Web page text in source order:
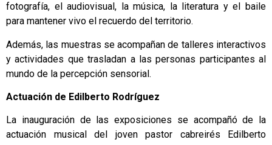
fotografía, el audiovisual, la música, la literatura y el baile
para mantener vivo el recuerdo del territorio.
Además, las muestras se acompañan de talleres interactivos
y actividades que trasladan a las personas participantes al
mundo de la percepción sensorial.
Actuación de Edilberto Rodríguez
La inauguración de las exposiciones se acompañó de la
actuación musical del joven pastor cabreirés Edilberto